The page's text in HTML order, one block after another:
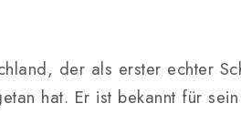
der als erster echter
hat. Er ist bekannt für